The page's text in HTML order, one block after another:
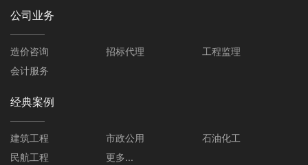
公司业务
造价咨询 招标代理
工程监理
会计服务
经典案例
建筑工程 市政公用
石油化工
民航工程
更多...